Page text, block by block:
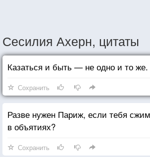
Сесилия Ахерн, цитаты
Казаться и быть — не одно и то же.
Сохранить
Разве нужен Париж, если тебя
в объятиях?
Сохранить